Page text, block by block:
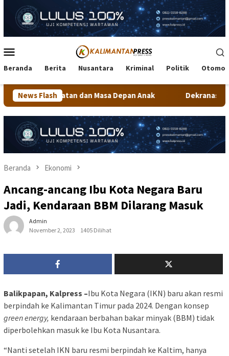
konten
Mobile
Beranda Berita Nusantara Kriminal Politik
News Flash
Masa Depan Anak Dekranasda Tarakan Matangkan
Beranda Ekonomi
Ancang-ancang Ibu Kota Negara Baru
Jadi, Kendaraan BBM Dilarang Masuk
Admin
November 2, 2023
1405 Dilihat
Balikpapan, Kalpress –Ibu Kota Negara (IKN) baru akan resmi
berpindah ke Kalimantan Timur pada 2024. Dengan konsep
green energy, kendaraan berbahan bakar minyak (BBM) tidak
diperbolehkan masuk ke Ibu Kota Nusantara.
“Nanti setelah IKN baru resmi berpindah ke Kaltim, hanya